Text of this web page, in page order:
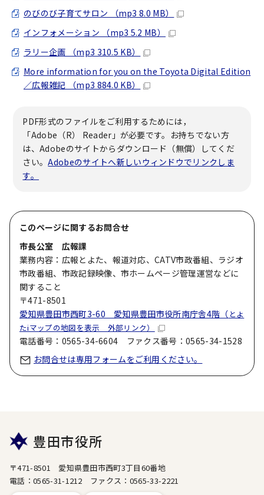
のびのび子育てサロン （mp3 8.0 MB）
インフォメーション （mp3 5.2 MB）
ラリー企画 （mp3 310.5 KB）
More information for you on the Toyota Digital Edition
／広報雑記 （mp3 884.0 KB）
PDF形式のファイルをご利用するためには，
「Adobe（R） Reader」が必要です。お持ちでない方
は、Adobeのサイトからダウンロード（無償）してくだ
さい。Adobeのサイトへ新しいウィンドウでリンクしま
す。
このページに関するお問合せ
市長公室 広報課
業務内容：広報とよた、報道対応、CATV市政番組、ラジオ
市政番組、市政記録映像、市ホームページ管理運営などに
関すること
〒471-8501
愛知県豊田市西町3-60 愛知県豊田市役所南庁舎4階（ とよ
たiマップの地図を表示 外部リンク）
電話番号：0565-34-6604 ファクス番号：0565-34-1528
お問合せは専用フォームをご利用ください。
豊田市役所
〒471-8501 愛知県豊田市西町3丁目60番地
電話：0565-31-1212 ファクス：0565-33-2221